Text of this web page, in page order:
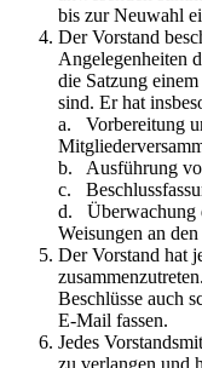
bis zur Neuwahl
Der Vorstand
Angelegenheiten
die Satzung
sind. Er hat
a. Vorbereitung
b. Ausführung
c.
d. Überwachung
Weisungen an
Der Vorstand hat
Beschlüsse auch
E-Mail fassen.
Jedes
zu verlangen und